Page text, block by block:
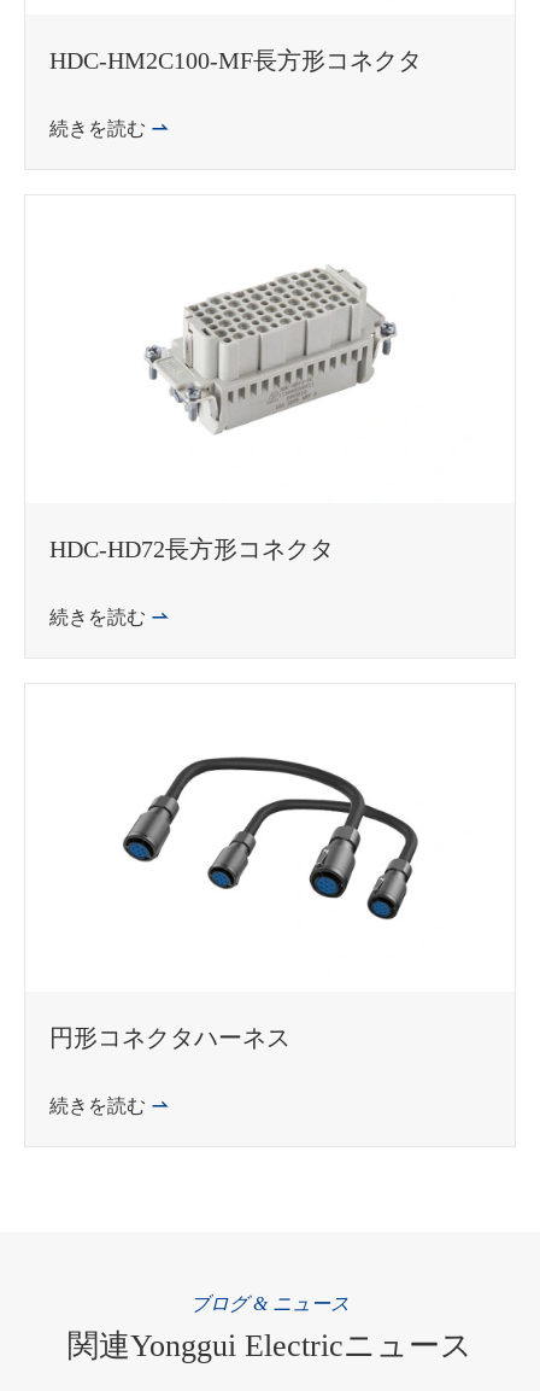
HDC-HM2C100-MF長方形コネクタ
続きを読む 
HDC-HD72長方形コネクタ
続きを読む 
円形コネクタハーネス
続きを読む 
ブログ & ニュース
関連Yonggui Electricニュース